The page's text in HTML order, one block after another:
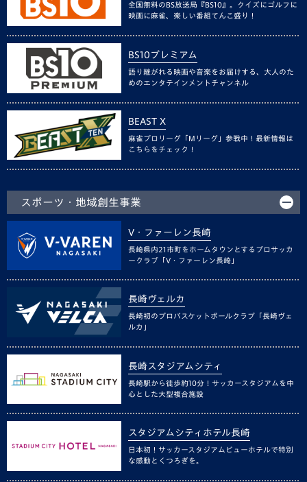
全国無料のBS放送局『BS10』。クイズにゴルフに
映画に麻雀、楽しい番組てんこ盛り！
BS10プレミアム
語り継がれる映画や音楽をお届けする、大人のた
めのエンタテインメントチャンネル
BEAST X
麻雀プロリーグ「Mリーグ」参戦中！最新情報は
こちらをチェック！
スポーツ・地域創生事業
V・ファーレン長崎
長崎県内21市町をホームタウンとするプロサッカ
ークラブ「V・ファーレン長崎」
長崎ヴェルカ
長崎初のプロバスケットボールクラブ「長崎ヴェ
ルカ」
長崎スタジアムシティ
長崎駅から徒歩約10分！サッカースタジアムを中
心とした大型複合施設
スタジアムシティホテル長崎
日本初！サッカースタジアムビューホテルで特別
な感動とくつろぎを。